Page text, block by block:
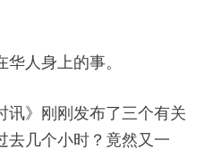
人身上的事。
讯》刚刚发布了三个有关
去几个小时？竟然又一